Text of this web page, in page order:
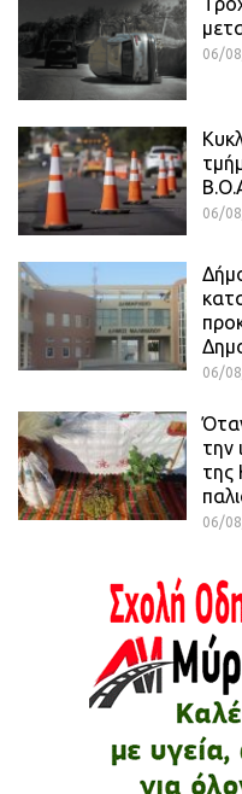
06/
06/
06/
την
της
06/